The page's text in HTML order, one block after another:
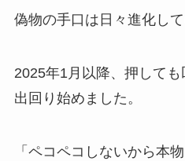
偽物の手口は日々進化して
2025年1月以降、押して
出回り始めました。
「ペコペコしないから本